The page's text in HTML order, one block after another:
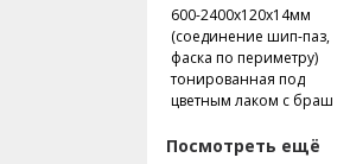
600-2400х120х14мм
(соединение шип-паз,
фаска по периметру)
тонированная под
цветным лаком с браш
Посмотреть ещё